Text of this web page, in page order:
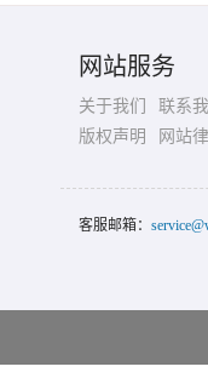
网站服务
关于我们 联系我
版权声明
网站
客服邮箱：